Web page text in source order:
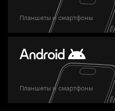
Планшеты и смартфоны
Планшеты и смартфоны